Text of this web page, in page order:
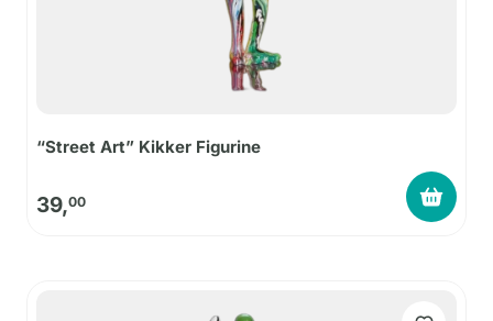
“Street Art” Kikker Figurine
39,00